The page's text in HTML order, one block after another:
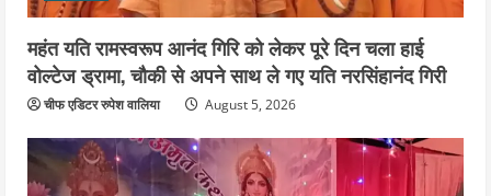
महंत यति रामस्वरूप आनंद गिरि को लेकर पूरे दिन चला हाई
वोल्टेज ड्रामा, चौकी से अपने साथ ले गए यति नरसिंहानंद गिरी
चीफ एडिटर रुपेश वालिया August 5, 2026